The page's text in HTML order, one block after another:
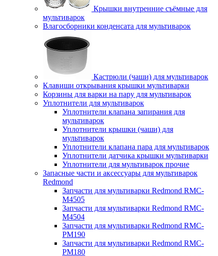
Крышки внутренние съёмные для
мультиварок
Влагосборники конденсата для мультиварок
Кастрюли (чаши) для мультиварок
Клавиши открывания крышки мультиварки
Корзины для варки на пару для мультиварок
Уплотнители для мультиварок
Уплотнители клапана запирания для
мультиварок
Уплотнители крышки (чаши) для
мультиварок
Уплотнители клапана пара для мультиварок
Уплотнители датчика крышки мультиварки
Уплотнители для мультиварок прочие
Запасные части и аксессуары для мультиварок
Redmond
Запчасти для мультиварки Redmond RMC-
M4505
Запчасти для мультиварки Redmond RMC-
M4504
Запчасти для мультиварки Redmond RMC-
PM190
Запчасти для мультиварки Redmond RMC-
PM180